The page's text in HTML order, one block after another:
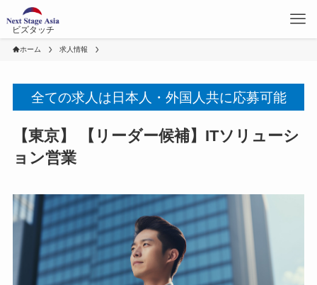
ビズタッチ
ホーム 求人情報
全ての求人は日本人・外国人共に応募可能
【東京】 【リーダー候補】ITソリューシ
ョン営業